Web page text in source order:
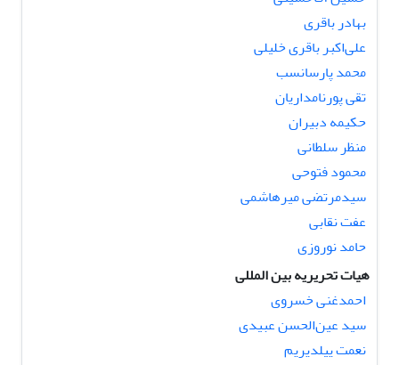
بهادر باقری
علی‌اکبر باقری خلیلی
محمد پارسانسب
تقی پورنامداریان
حکیمه دبیران
منظر سلطانی
محمود فتوحی
سیدمرتضی میرهاشمی
عفت نقابی
حامد نوروزی
هیات تحریریه بین المللی
احمدغنی خسروی
سید عین‌الحسن عبیدی
نعمت ییلدیریم